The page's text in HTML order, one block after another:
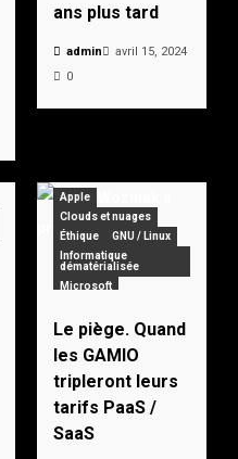
ans plus tard
admin
avril 15, 2024
0
Apple
Clouds et nuages
Éthique
GNU / Linux
Informatique
dématérialisée
Microsoft
Le piège. Quand
les GAMIO
tripleront leurs
tarifs PaaS /
SaaS